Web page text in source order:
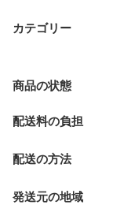
カテゴリー
商品の状態
配送料の負担
配送の方法
発送元の地域